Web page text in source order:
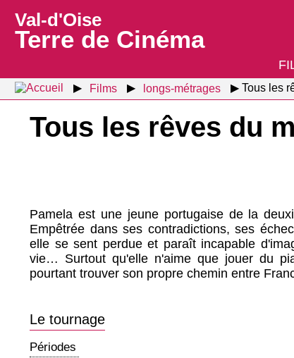
Val-d'Oise
Terre de Cinéma
Films longs-métrages Tous les
Tous les rêves du
Pamela est une jeune portugaise de la
Empêtrée dans ses contradictions, ses
elle se sent perdue et paraît incapable
vie… Surtout qu'elle n'aime que jouer du
pourtant trouver son propre chemin entre
Le tournage
Périodes